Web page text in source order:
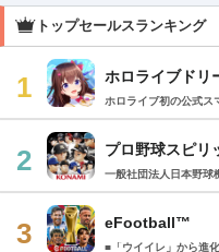
レポート】
トップセールスランキング
1 ホロライブドリ
2 プロ野球スピリ
3 eFootball™